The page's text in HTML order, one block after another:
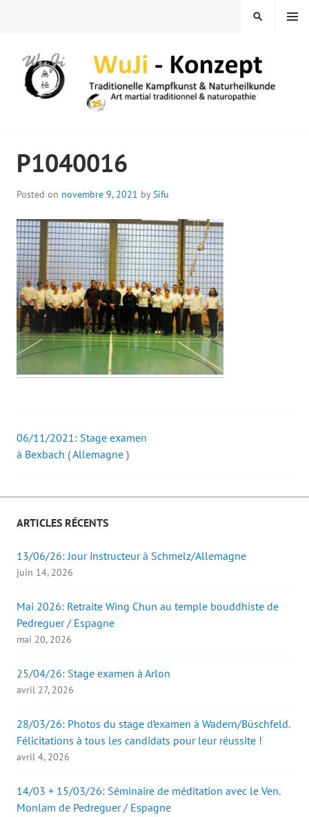
MENU
SEARCH
P1040016
Posted on novembre 9, 2021 bySifu
Post
06/11/2021: Stage examen
à Bexbach ( Allemagne )
ARTICLES RÉCENTS
13/06/26: Jour instructeur à Schmelz/Allemagne
juin 14, 2026
Mai 2026: Retraite Wing Chun au temple bouddhiste de
Pedreguer / Espagne
mai 20, 2026
25/04/26: Stage examen à Arlon
avril 27, 2026
28/03/26: Photos du stage d’examen à Wadern/Büschfeld.
Félicitations à tous les candidats pour leur réussite !
avril 4, 2026
14/03 + 15/03/26: Séminaire de méditation avec le Ven.
Monlam de Pedreguer / Espagne